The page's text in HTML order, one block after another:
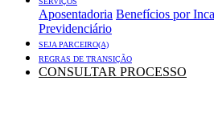
Aposentadoria Benefícios por
Previdenciário
SEJA PARCEIRO(A)
REGRAS DE TRANSIÇÃO
CONSULTAR PROCESSO